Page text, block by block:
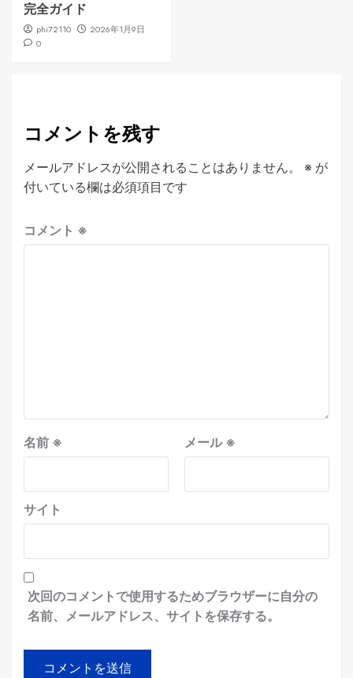
完全ガイド
phi72110
2026年1月9日
0
コメントを残す
メールアドレスが公開されることはありません。 ※ が
付いている欄は必須項目です
コメント ※
名前 ※ メール※
サイト
次回のコメントで使用するためブラウザーに自分の
名前、メールアドレス、サイトを保存する。